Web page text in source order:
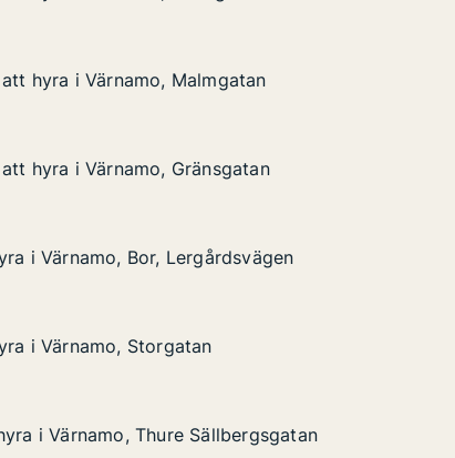
Malmgatan
hyra i Värnamo, Malmgatan
hyra i Värnamo, Malmgatan
Gränsgatan
hyra i Värnamo, Gränsgatan
hyra i Värnamo, Gränsgatan
Bor, Lergårdsvägen
i Värnamo, Bor, Lergårdsvägen
i Värnamo, Bor, Lergårdsvägen
Storgatan
i Värnamo, Storgatan
i Värnamo, Storgatan
Thure Sällbergsgatan
i Värnamo, Thure Sällbergsgatan
i Värnamo, Thure Sällbergsgatan